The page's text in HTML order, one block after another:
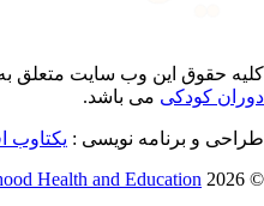
حقوق این وب سایت متعلق به
کودکیمی باشد.
و برنامه نویسی : یکتاوب
©
Health and Education